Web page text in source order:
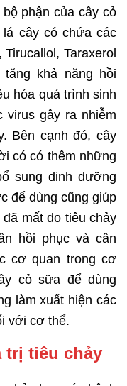
phận của cây cỏ
cây có chứa các
Taraxerol
khả năng hồi
hóa quá trình sinh
virus gây ra nhiễm
Bên cạnh đó, cây
có có thêm những
sung dinh dưỡng
để dùng cũng giúp
mất do tiêu chảy
hồi phục và cân
cơ quan trong cơ
cỏ sữa để dùng
làm xuất hiện các
với cơ thể.
trị tiêu chảy